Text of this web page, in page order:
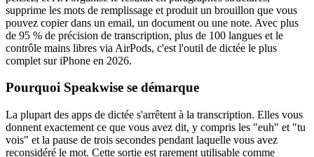
supprime les mots de remplissage et produit un brouillon que vous
pouvez copier dans un email, un document ou une note. Avec plus
de 95 % de précision de transcription, plus de 100 langues et le
contrôle mains libres via AirPods, c'est l'outil de dictée le plus
complet sur iPhone en 2026.
Pourquoi Speakwise se démarque
La plupart des apps de dictée s'arrêtent à la transcription. Elles vous
donnent exactement ce que vous avez dit, y compris les "euh" et "tu
vois" et la pause de trois secondes pendant laquelle vous avez
reconsidéré le mot. Cette sortie est rarement utilisable comme